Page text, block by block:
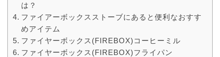
は？
ファイアーボックスストーブにあると便利なおすす
めアイテム
ファイヤーボックス(FIREBOX)コーヒーミル
ファイヤーボックス(FIREBOX)フライパン